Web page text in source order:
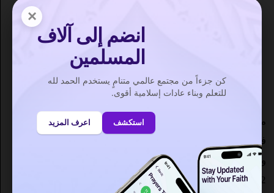
×
انضم إلى آلاف
المسلمين
كن جزءاً من مجتمع عالمي متنامٍ يستخدم الحمد لله
للتعلم وبناء عادات إسلامية أقوى.
استكشف اعرف المزيد
العشاء : 21:47
ما هي أوقات الصلاة في تزنيت في المغرب ؟ تبدأ صلاة الفجر
وصلاة المغرب في 8:28 م. المسافة من تزنيت [خط العرض :
29.69742، خط الطول : -9.73162] إلى مكة المكرمة هيا